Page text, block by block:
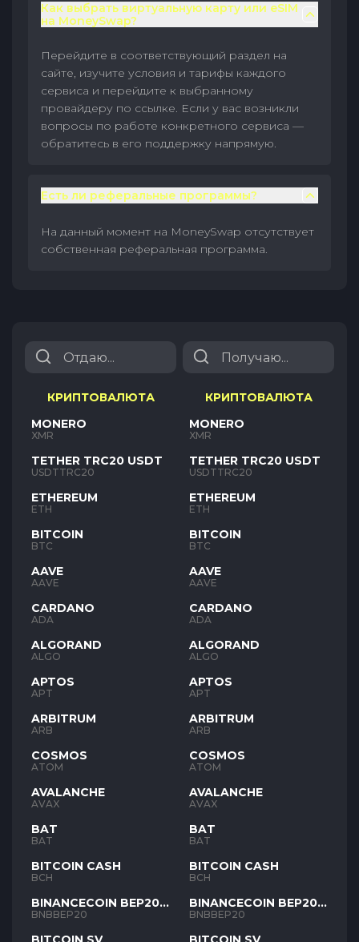
Как выбрать виртуальную карту или eSIM
на MoneySwap?
Перейдите в соответствующий раздел на
сайте, изучите условия и тарифы каждого
сервиса и перейдите к выбранному
провайдеру по ссылке. Если у вас возникли
вопросы по работе конкретного сервиса —
обратитесь в его поддержку напрямую.
Есть ли реферальные программы?
На данный момент на MoneySwap отсутствует
собственная реферальная программа.
КРИПТОВАЛЮТА
MONERO
XMR
TETHER TRC20 USDT
USDTTRC20
ETHEREUM
ETH
BITCOIN
BTC
AAVE
AAVE
CARDANO
ADA
ALGORAND
ALGO
APTOS
APT
ARBITRUM
ARB
COSMOS
ATOM
AVALANCHE
AVAX
BAT
BAT
BITCOIN CASH
BCH
BINANCECOIN BEP20
BNB
BNBBEP20
КРИПТОВАЛЮТА
MONERO
XMR
TETHER TRC20 USDT
USDTTRC20
ETHEREUM
ETH
BITCOIN
BTC
AAVE
AAVE
CARDANO
ADA
ALGORAND
ALGO
APTOS
APT
ARBITRUM
ARB
COSMOS
ATOM
AVALANCHE
AVAX
BAT
BAT
BITCOIN CASH
BCH
BINANCECOIN BEP20
BNB
BNBBEP20